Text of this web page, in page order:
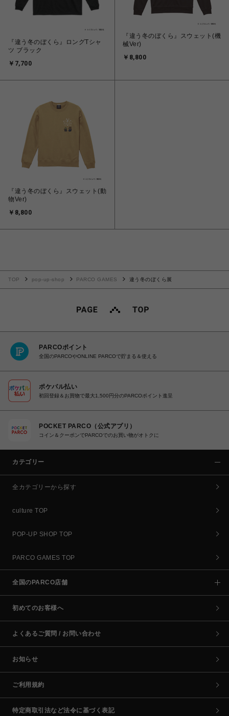
『違う冬のぼくら』ロングTシャ
ツ ブラック
￥7,700
『違う冬のぼくら』スウェット(機
械Ver)
￥8,800
『違う冬のぼくら』スウェット(動
物Ver)
￥8,800
TOP pop-up-shop PARCO GAMES 違う冬のぼくら展
PARCOポイント
全国のPARCOやONLINE PARCOで貯まる＆使える
ポケパル払い
初回登録＆お買物で最大1,500円分のPARCOポイント進呈
POCKET PARCO（公式アプリ）
コイン＆クーポンでPARCOでのお買い物がオトクに
カテゴリー
全カテゴリーから探す
culture TOP
POP-UP SHOP TOP
PARCO GAMES TOP
全国のPARCO店舗
初めてのお客様へ
よくあるご質問 / お問い合わせ
お知らせ
ご利用規約
特定商取引法など法令に基づく表記